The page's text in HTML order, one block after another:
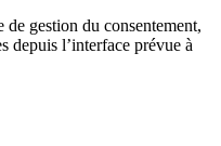
gestion du consentement,
depuis l’interface prévue à